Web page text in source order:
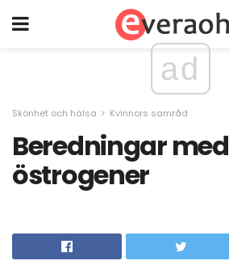
ad
Skönhet och hälsa Kvinnors samråd
Beredningar med
östrogener